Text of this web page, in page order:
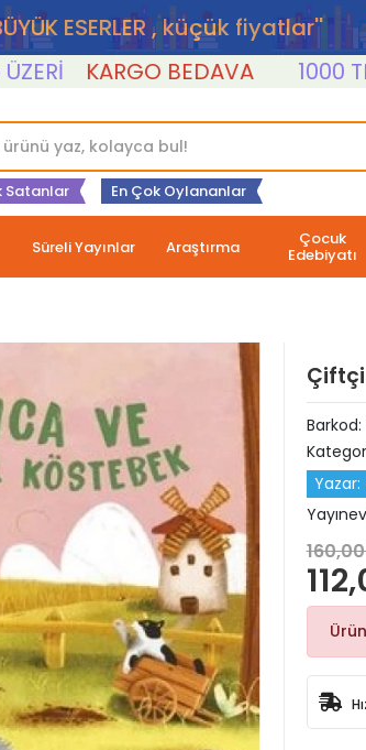
ESERLER , küçük fiyatlar''
KARGO BEDAVA 1000 TL ve
Satanlar En Çok Oylananlar
Süreli Yayınlar Araştırma Çocuk
Edebiyatı
Barkod:
Yazar: